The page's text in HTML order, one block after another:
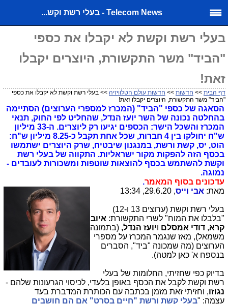
Telecom News - בעלי רשת וקש...
בעלי רשת וקשת לא יקבלו את כספי
"הביד" משר התקשורת, היוצרים יקבלו
זאת!
דף הבית >> חדשות >> חדשות עולם הטלוויזיה >> בעלי רשת וקשת לא יקבלו את כספי
"הביד" משר התקשורת, היוצרים יקבלו זאת!
הסאגה של כספי "הביד" (המכרז למספרי הערוצים) הסתיימה
בהחלטה נכונה של השר יועז הנדל, שהחליט לפי החוק, תנאי
המכרז והשכל הישר: הכספים יגיעו רק ליוצרים. ה-33 מיליון
ש"ח יחולקו בין 4 חברות, שכל אחת תקבל כ-8.25 מיליון ש"ח:
הוט, יס, קשת ורשת, במנגנון שיבטיח, שרק היוצרים ישתמשו
בכסף הזה להפקות מקור ישראליות. התקווה של בעלי רשת
וקשת להשתמש בכסף להוצאות שוטפות ומשכורות לעובדים -
נמוגה.
עדכונים בסוף המאמר.
מאת: אבי וייס, 29.6.20, 13:34
בעלי רשת וקשת (ערוצים 13 ו-12)
"בלבלו את המוח" לשרי התקשורת: איוב
קרא, דודי אמסלם ויועז הנדל, (בתמונה
משמאל), מאז שנגמר המכרז על מספרי
הערוצים (מה שמכונה "ביד", הסברים
בנספח א' כאן למטה).
בדיוק כפי שחזיתי, החלומות של בעלי
רשת וקשת לקבל את הכסף באופן בלעדי, לכיסוי הגרעונות שלהם -
נגוזו, וחזיתי זאת מזמן בכתבה עם הכותרת המדברת בעד
עצמה: "בעלי קשת ורשת "חיים בסרט" אם הם חושבים